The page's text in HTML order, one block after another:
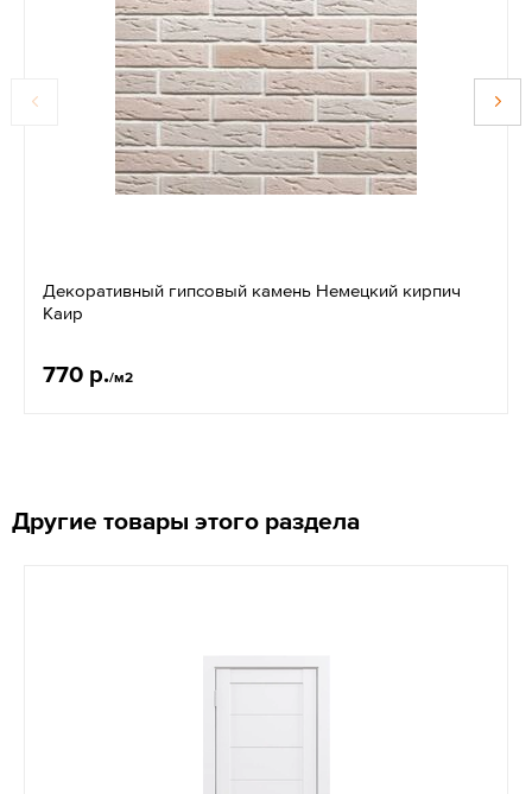
Декоративный гипсовый камень Немецкий кирпич
Каир
770 р./м2
Другие товары этого раздела